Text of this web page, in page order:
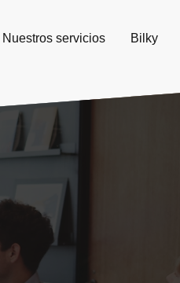
Nuestros servicios Bilky